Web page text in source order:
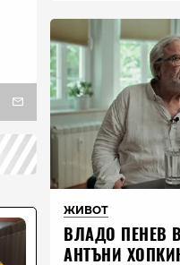
ЖИВОТ
ВЛАДO ПЕНЕВ
АНТЪНИ